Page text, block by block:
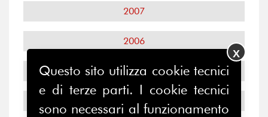
2007
2006
2005
2004
Questo sito utilizza cookie tecnici
e di terze parti. I cookie tecnici
sono necessari al funzionamento
X